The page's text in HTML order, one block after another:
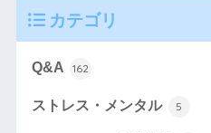
カテゴリ
Q&A 162
ストレス・メンタル 5